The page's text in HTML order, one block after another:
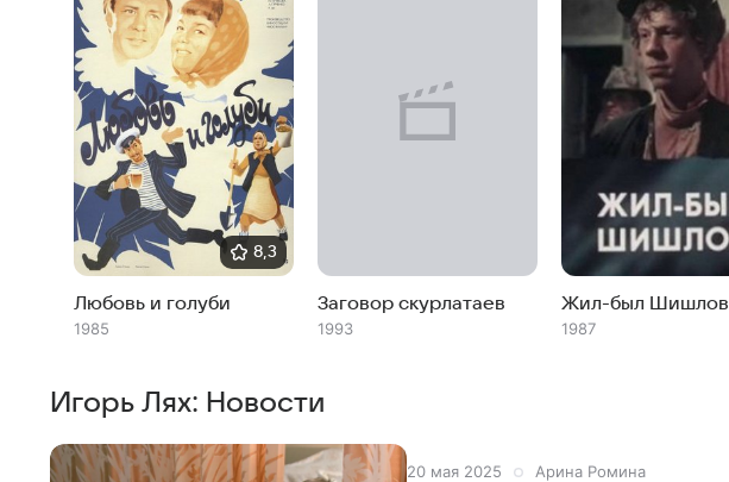
8,3
Любовь и голуби
1985
Заговор скурлатаев
1993
Жил-был Шишлов
1987
Игорь Лях: Новости
20 мая 2025 Арина Ромина